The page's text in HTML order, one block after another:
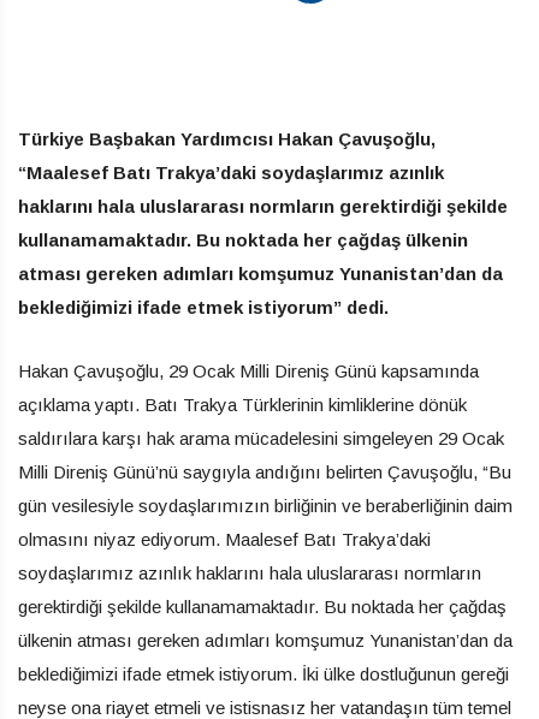
Türkiye Başbakan Yardımcısı Hakan Çavuşoğlu,
“Maalesef Batı Trakya’daki soydaşlarımız azınlık
haklarını hala uluslararası normların gerektirdiği şekilde
kullanamamaktadır. Bu noktada her çağdaş ülkenin
atması gereken adımları komşumuz Yunanistan’dan da
beklediğimizi ifade etmek istiyorum” dedi.
Hakan Çavuşoğlu, 29 Ocak Milli Direniş Günü kapsamında
açıklama yaptı. Batı Trakya Türklerinin kimliklerine dönük
saldırılara karşı hak arama mücadelesini simgeleyen 29 Ocak
Milli Direniş Günü’nü saygıyla andığını belirten Çavuşoğlu, “Bu
gün vesilesiyle soydaşlarımızın birliğinin ve beraberliğinin daim
olmasını niyaz ediyorum. Maalesef Batı Trakya’daki
soydaşlarımız azınlık haklarını hala uluslararası normların
gerektirdiği şekilde kullanamamaktadır. Bu noktada her çağdaş
ülkenin atması gereken adımları komşumuz Yunanistan’dan da
beklediğimizi ifade etmek istiyorum. İki ülke dostluğunun gereği
neyse ona riayet etmeli ve istisnasız her vatandaşın tüm temel